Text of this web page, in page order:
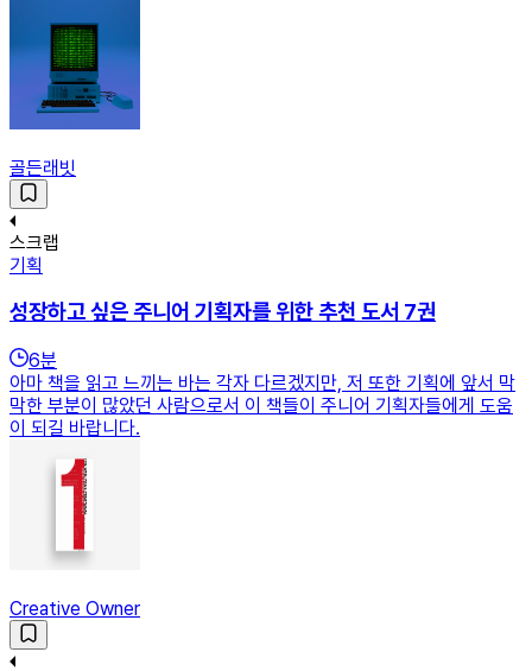
골든래빗
스크랩
기획
성장하고 싶은 주니어 기획자를 위한 추천 도서 7권
6분
아마 책을 읽고 느끼는 바는 각자 다르겠지만, 저 또한 기획에 앞서 막
막한 부분이 많았던 사람으로서 이 책들이 주니어 기획자들에게 도움
이 되길 바랍니다.
Creative Owner